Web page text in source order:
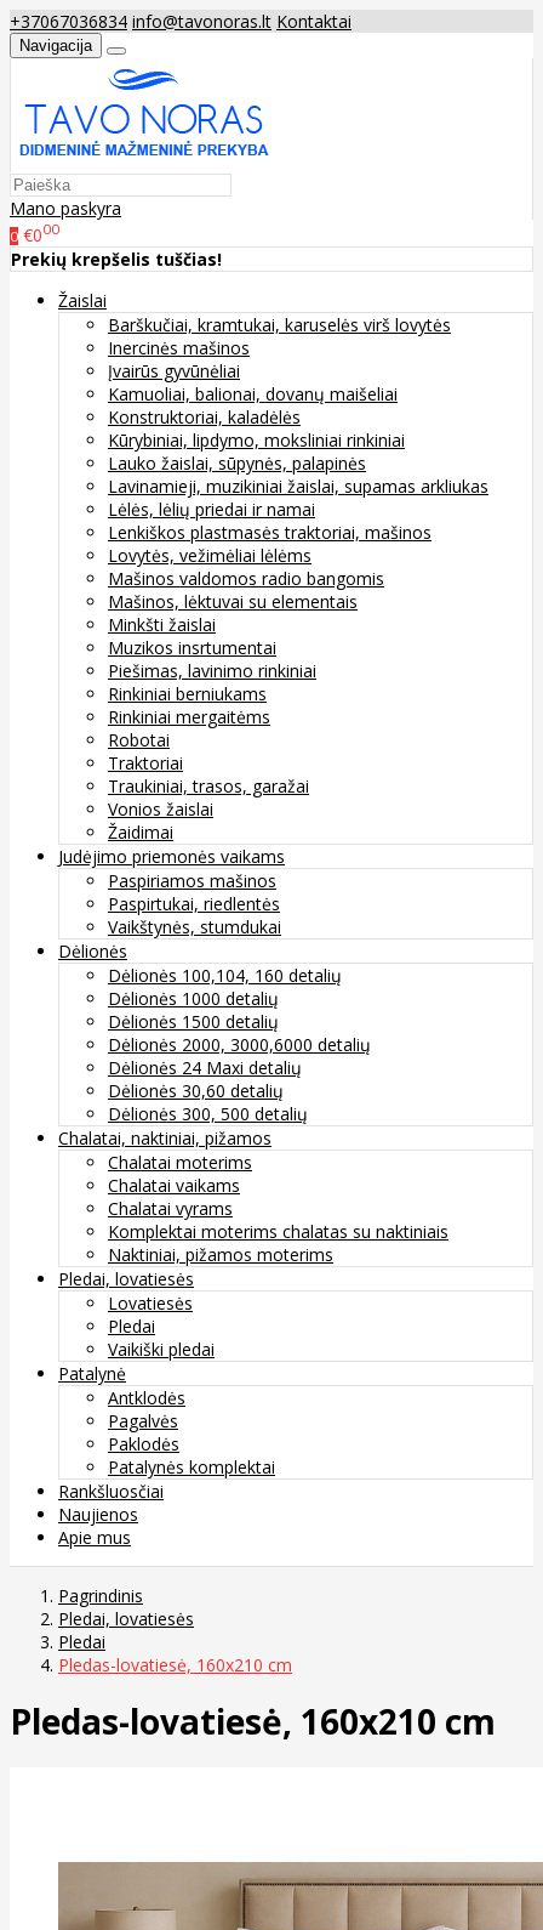
+37067036834 info@tavonoras.lt Kontaktai
Navigacija
Mano paskyra
0 €000
Prekių krepšelis tuščias!
Žaislai
Barškučiai, kramtukai, karuselės virš lovytės
Inercinės mašinos
Įvairūs gyvūnėliai
Kamuoliai, balionai, dovanų maišeliai
Konstruktoriai, kaladėlės
Kūrybiniai, lipdymo, moksliniai rinkiniai
Lauko žaislai, sūpynės, palapinės
Lavinamieji, muzikiniai žaislai, supamas arkliukas
Lėlės, lėlių priedai ir namai
Lenkiškos plastmasės traktoriai, mašinos
Lovytės, vežimėliai lėlėms
Mašinos valdomos radio bangomis
Mašinos, lėktuvai su elementais
Minkšti žaislai
Muzikos insrtumentai
Piešimas, lavinimo rinkiniai
Rinkiniai berniukams
Rinkiniai mergaitėms
Robotai
Traktoriai
Traukiniai, trasos, garažai
Vonios žaislai
Žaidimai
Judėjimo priemonės vaikams
Paspiriamos mašinos
Paspirtukai, riedlentės
Vaikštynės, stumdukai
Dėlionės
Dėlionės 100,104, 160 detalių
Dėlionės 1000 detalių
Dėlionės 1500 detalių
Dėlionės 2000, 3000,6000 detalių
Dėlionės 24 Maxi detalių
Dėlionės 30,60 detalių
Dėlionės 300, 500 detalių
Chalatai, naktiniai, pižamos
Chalatai moterims
Chalatai vaikams
Chalatai vyrams
Komplektai moterims chalatas su naktiniais
Naktiniai, pižamos moterims
Pledai, lovatiesės
Lovatiesės
Pledai
Vaikiški pledai
Patalynė
Antklodės
Pagalvės
Paklodės
Patalynės komplektai
Rankšluosčiai
Naujienos
Apie mus
Pagrindinis
Pledai, lovatiesės
Pledai
Pledas-lovatiesė, 160x210 cm
Pledas-lovatiesė, 160x210 cm